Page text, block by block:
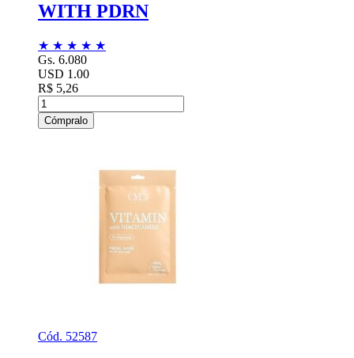
WITH PDRN
★ ★ ★ ★ ★
Gs. 6.080
USD 1.00
R$ 5,26
Cómpralo
Cód. 52587